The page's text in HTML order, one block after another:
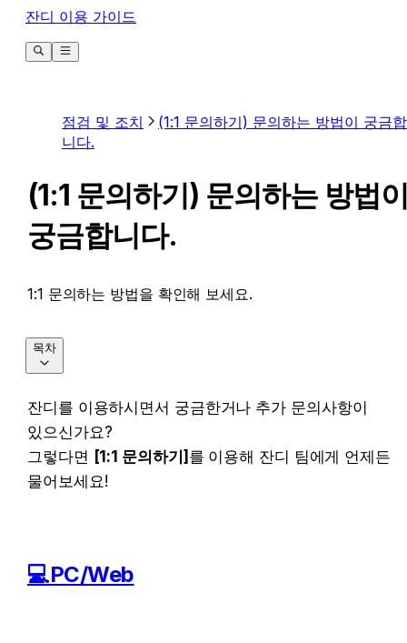
잔디 이용 가이드
점검 및 조치
(1:1 문의하기) 문의하는 방법이 궁금합
니다.
(1:1 문의하기) 문의하는 방법
궁금합니다.
1:1 문의하는 방법을 확인해 보세요.
잔디를 이용하시면서 궁금한거나 추가 문의사항이
있으신가요?
그렇다면 [1:1 문의하기] 를 이용해 잔디 팀에게 언제든
물어보세요!
💻PC/Web
목차